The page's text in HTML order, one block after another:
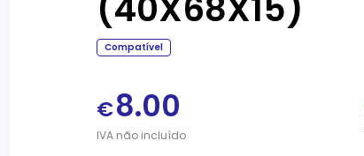
Compatível
€8.00
IVAnãoincluído